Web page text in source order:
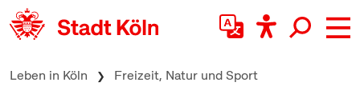
zum Inhalt springen
Leben in Köln Freizeit, Natur und Sport